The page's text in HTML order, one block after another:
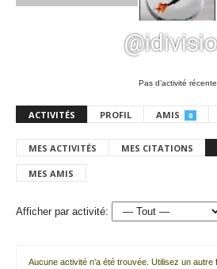
Pas d’activité récente
ACTIVITÉS PROFIL AMIS 0
MES ACTIVITÉS MES CITATIONS
MES AMIS
Afficher par activité:
Aucune activité n'a été trouvée. Utilisez un autre